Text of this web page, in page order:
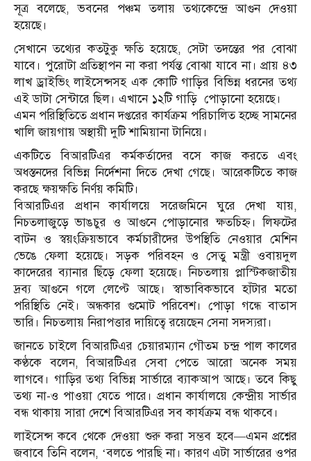
সূত্র বলেছে, ভবনের পঞ্চম তলায় তথ্যকেন্দ্রে আগুন দেওয়া
হয়েছে।
সেখানে তথ্যের কতটুকু ক্ষতি হয়েছে, সেটা তদন্তের পর বোঝা
যাবে। পুরোটা প্রতিস্থাপন না করা পর্যন্ত বোঝা যাবে না। প্রায় ৪৩
লাখ ড্রাইভিং লাইসেন্সসহ এক কোটি গাড়ির বিভিন্ন ধরনের তথ্য
এই ডাটা সেন্টারে ছিল। এখানে ১২টি গাড়ি পোড়ানো হয়েছে।
এমন পরিস্থিতিতে প্রধান দপ্তরের কার্যক্রম পরিচালিত হচ্ছে সামনের
খালি জায়গায় অস্থায়ী দুটি শামিয়ানা টানিয়ে।
একটিতে বিআরটিএর কর্মকর্তাদের বসে কাজ করতে এবং
অধস্তনদের বিভিন্ন নির্দেশনা দিতে দেখা গেছে। আরেকটিতে কাজ
করছে ক্ষয়ক্ষতি নির্ণয় কমিটি।
বিআরটিএর প্রধান কার্যালয়ে সরেজমিনে ঘুরে দেখা যায়,
নিচতলাজুড়ে ভাঙচুর ও আগুনে পোড়ানোর ক্ষতচিহ্ন। লিফটের
বাটন ও স্বয়ংক্রিয়ভাবে কর্মচারীদের উপস্থিতি নেওয়ার মেশিন
ভেঙে ফেলা হয়েছে। সড়ক পরিবহন ও সেতু মন্ত্রী ওবায়দুল
কাদেরের ব্যানার ছিঁড়ে ফেলা হয়েছে। নিচতলায় প্লাস্টিকজাতীয়
দ্রব্য আগুনে গলে লেপ্টে আছে। স্বাভাবিকভাবে হাঁটার মতো
পরিস্থিতি নেই। অন্ধকার গুমোট পরিবেশ। পোড়া গন্ধে বাতাস
ভারি। নিচতলায় নিরাপত্তার দায়িত্বে রয়েছেন সেনা সদস্যরা।
জানতে চাইলে বিআরটিএর চেয়ারম্যান গৌতম চন্দ্র পাল কালের
কণ্ঠকে বলেন, বিআরটিএর সেবা পেতে আরো অনেক সময়
লাগবে। গাড়ির তথ্য বিভিন্ন সার্ভারে ব্যাকআপ আছে। তবে কিছু
তথ্য না-ও পাওয়া যেতে পারে। প্রধান কার্যালয়ে কেন্দ্রীয় সার্ভার
বন্ধ থাকায় সারা দেশে বিআরটিএর সব কার্যক্রম বন্ধ থাকবে।
লাইসেন্স কবে থেকে দেওয়া শুরু করা সম্ভব হবে—এমন প্রশ্নের
জবাবে তিনি বলেন, ‘বলতে পারছি না। কারণ এটা সার্ভারের ওপর